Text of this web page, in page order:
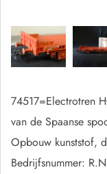
74517=Electrotren
van de Spaanse
Opbouw kunststof,
Bedrijfsnummer: